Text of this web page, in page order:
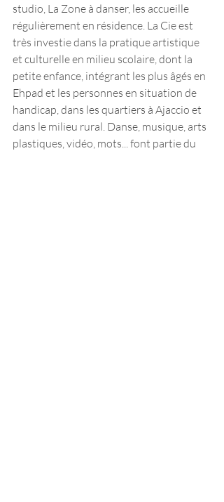
studio, La Zone à danser, les accueille
régulièrement en résidence. La Cie est
très investie dans la pratique artistique
et culturelle en milieu scolaire, dont la
petite enfance, intégrant les plus âgés en
Ehpad et les personnes en situation de
handicap, dans les quartiers à Ajaccio et
dans le milieu rural. Danse, musique, arts
plastiques, vidéo, mots... font partie du